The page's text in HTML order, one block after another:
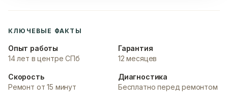
КЛЮЧЕВЫЕ ФАКТЫ
Опыт работы
14 лет в центре СПб
Гарантия
12 месяцев
Скорость
Ремонт от 15 минут
Диагностика
Бесплатно перед ремонтом